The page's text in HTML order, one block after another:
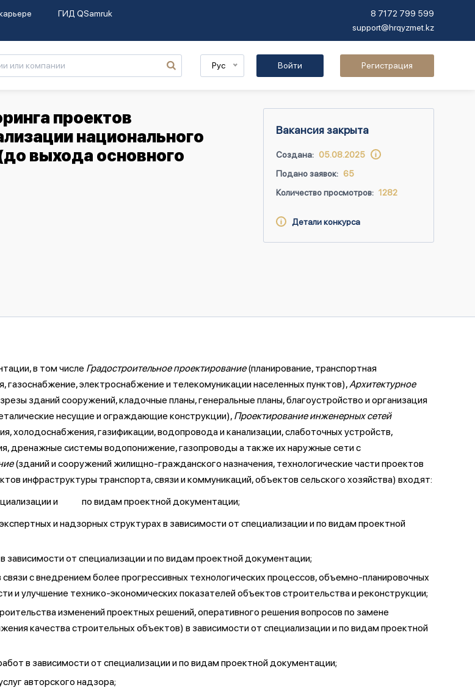
ГИД QSamruk
8 7172 799 599
support@hrqyzmet.kz
Рус Войти Регистрация
проектов
национального
выхода основного
Вакансия закрыта
Создана: 05.08.2025
Подано заявок: 65
Количество просмотров: 1282
Детали конкурса
в том числе Градостроительное проектирование(планирование, транспортная
электроснабжение и телекомуникации населенных пунктов),Архитектурное
зданий сооружений, кладочные планы, генеральные планы, благоустройство и организация
несущие и ограждающие конструкции), Проектирование инженерных сетей
холодоснабжения, газификации, водопровода и канализации, слаботочных устройств,
дренажные системы водопонижение, газопроводы а также их наружные сети с
(зданий и сооружений жилищно-гражданского назначения, технологические части проектов
инфраструктуры транспорта, связи и коммуникаций, объектов сельского хозяйства) входят:
и по видам проектной документации;
и надзорных структурах в зависимости от специализации и по видам проектной
от специализации и по видам проектной документации;
с внедрением более прогрессивных технологических процессов, объемно-планировочных
и улучшение технико-экономических показателей объектов строительства и реконструкции;
изменений проектных решений, оперативного решения вопросов по замене
качества строительных объектов) в зависимости от специализации и по видам проектной
в зависимости от специализации и по видам проектной документации;
авторского надзора;